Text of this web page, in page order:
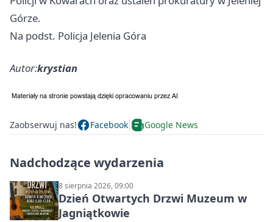
Górze.
Na podst. Policja Jelenia Góra
Autor:krystian
Zaobserwuj nas! Facebook Google News
Nadchodzące wydarzenia
8 sierpnia 2026, 09:00
Dzień Otwartych Drzwi Muzeum w
Jagniątkowie